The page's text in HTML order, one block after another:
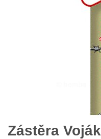
Zástěra Voják